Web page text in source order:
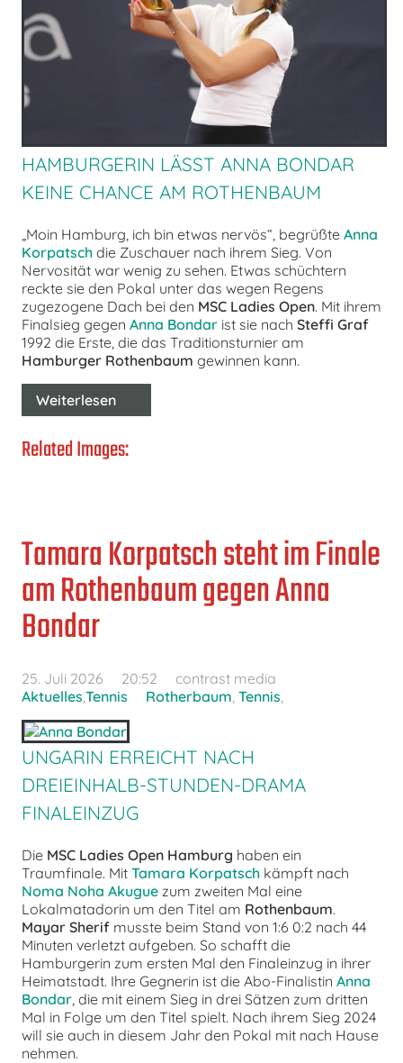
HAMBURGERIN LÄSST ANNA BONDAR
KEINE CHANCE AM ROTHENBAUM
„Moin Hamburg, ich bin etwas nervös“, begrüßte Anna
Korpatsch die Zuschauer nach ihrem Sieg. Von
Nervosität war wenig zu sehen. Etwas schüchtern
reckte sie den Pokal unter das wegen Regens
zugezogene Dach bei den MSC Ladies Open. Mit ihrem
Finalsieg gegen Anna Bondar ist sie nach Steffi Graf
1992 die Erste, die das Traditionsturnier am
Hamburger Rothenbaum gewinnen kann.
Weiterlesen
Related Images:
Tamara Korpatsch steht im Finale
am Rothenbaum gegen Anna
Bondar
25. Juli 2026 20:52
contrast media
Aktuelles Tennis Rotherbaum Tennis
UNGARIN ERREICHT NACH
DREIEINHALB-STUNDEN-DRAMA
FINALEINZUG
Die MSC Ladies Open Hamburg haben ein
Traumfinale. Mit Tamara Korpatsch kämpft nach
Noma Noha Akugue zum zweiten Mal eine
Lokalmatadorin um den Titel am Rothenbaum.
Mayar Sherif musste beim Stand von 1:6 0:2 nach 44
Minuten verletzt aufgeben. So schafft die
Hamburgerin zum ersten Mal den Finaleinzug in ihrer
Heimatstadt. Ihre Gegnerin ist die Abo-Finalistin Anna
Bondar , die mit einem Sieg in drei Sätzen zum dritten
Mal in Folge um den Titel spielt. Nach ihrem Sieg 2024
will sie auch in diesem Jahr den Pokal mit nach Hause
nehmen.